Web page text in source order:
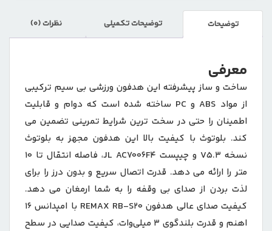
توضیحات توضیحات تکمیلی نظرات (0)
معرفی
ساخت و ساز پیشرفته این هدفون ورزشی بی سیم ترکیبی
از مواد ABS و PC ساخته شده است که دوام و قابلیت
اطمینان را حتی در سخت ترین شرایط تمرینی تضمین می
کند. بلوتوث با کیفیت بالا این هدفون مجهز به بلوتوث
نسخه V5.3 و چیپست JL AC7006F4، فاصله انتقال تا 10
متر را ارائه می دهد. قدرت اتصال سریع و بدون درز را برای
لذت بردن از صدای بی وقفه را به شما ارمغان می دهد.
کیفیت صدای عالی هدفون REMAX RB-S20 با امپدانس 16
اهنم و قدرت بلندگوی 3 میلی‌وات، کیفیت صدایی در سطح